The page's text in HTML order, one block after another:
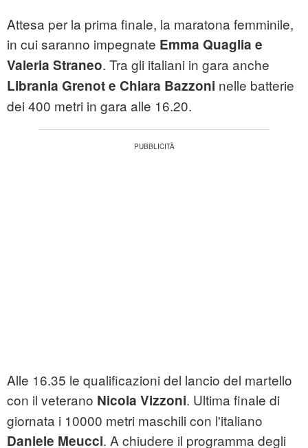
Attesa per la prima finale, la maratona femminile,
in cui saranno impegnate Emma Quaglia e
Valeria Straneo. Tra gli italiani in gara anche
Librania Grenot e Chiara Bazzoni nelle batterie
dei 400 metri in gara alle 16.20.
Alle 16.35 le qualificazioni del lancio del martello
con il veterano Nicola Vizzoni. Ultima finale di
giornata i 10000 metri maschili con l'italiano
Daniele Meucci. A chiudere il programma degli